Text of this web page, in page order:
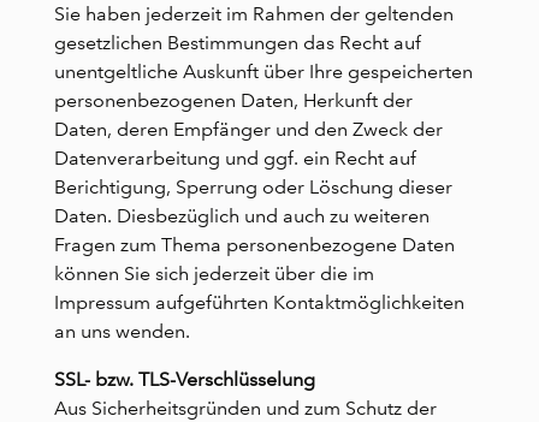
Sie haben jederzeit im Rahmen der geltenden
gesetzlichen Bestimmungen das Recht auf
unentgeltliche Auskunft über Ihre gespeicherten
personenbezogenen Daten, Herkunft der
Daten, deren Empfänger und den Zweck der
Datenverarbeitung und ggf. ein Recht auf
Berichtigung, Sperrung oder Löschung dieser
Daten. Diesbezüglich und auch zu weiteren
Fragen zum Thema personenbezogene Daten
können Sie sich jederzeit über die im
Impressum aufgeführten Kontaktmöglichkeiten
an uns wenden.
SSL- bzw. TLS-Verschlüsselung
Aus Sicherheitsgründen und zum Schutz der